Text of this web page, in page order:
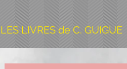
LES LIVRES de C. GUIGUE